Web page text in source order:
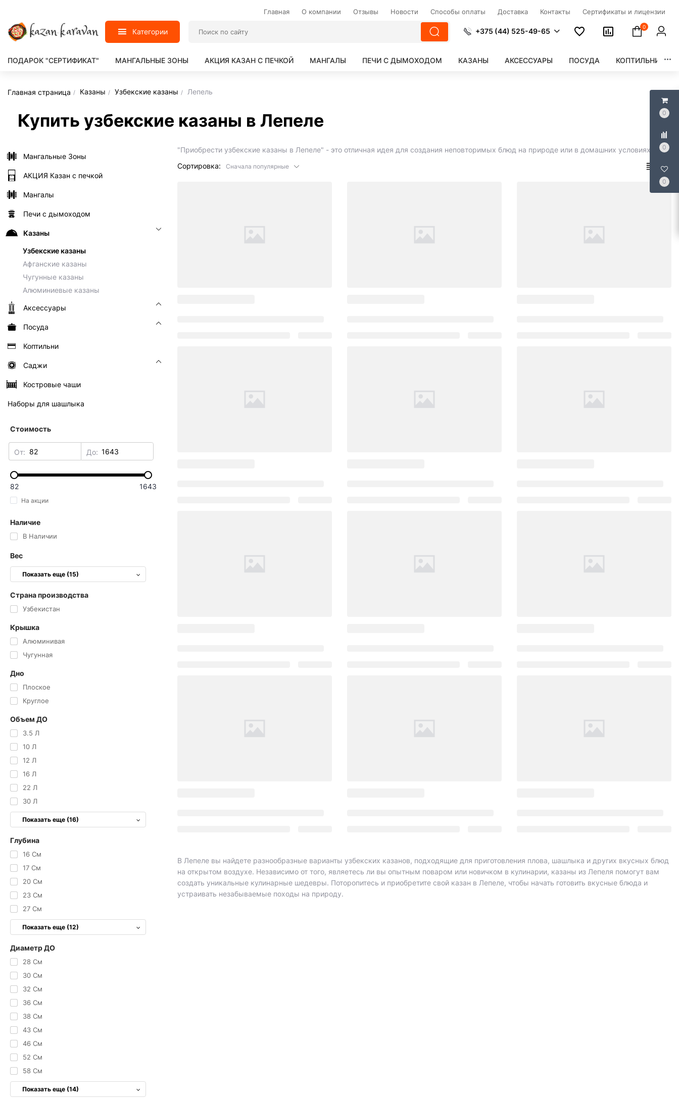
0
0
0
Главная О компании Отзывы Новости Способы оплаты Доставка Контакты Сертификаты и лицензии
Категории +375 (44) 525-49-65
0
ПОДАРОК "СЕРТИФИКАТ" МАНГАЛЬНЫЕ ЗОНЫ АКЦИЯ КАЗАН С ПЕЧКОЙ МАНГАЛЫ ПЕЧИ С ДЫМОХОДОМ КАЗАНЫ АКСЕССУАРЫ ПОСУДА КОПТИЛЬНИ
Главная страница Казаны Узбекские казаны Лепель
Купить узбекские казаны в Лепеле
Мангальные Зоны
АКЦИЯ Казан с печкой
Мангалы
Печи с дымоходом
Казаны
Узбекские казаны
Афганские казаны
Чугунные казаны
Алюминиевые казаны
Аксессуары
Посуда
Коптильни
Саджи
Костровые чаши
Наборы для шашлыка
Стоимость
От: До:
82 1643
На акции
Наличие
В Наличии
Вес
Показать еще (15)
Страна производства
Узбекистан
Крышка
Алюминивая
Чугунная
Дно
Плоское
Круглое
Объем ДО
3.5 Л
10 Л
12 Л
16 Л
22 Л
30 Л
Показать еще (16)
Глубина
16 См
17 См
20 См
23 См
27 См
Показать еще (12)
Диаметр ДО
28 См
30 См
32 См
36 См
38 См
43 См
46 См
52 См
58 См
Показать еще (14)
"Приобрести узбекские казаны в Лепеле" - это отличная идея для создания неповторимых блюд на природе или в домашних условиях.
Сортировка:
Сначала популярные
В Лепеле вы найдете разнообразные варианты узбекских казанов, подходящие для приготовления плова, шашлыка и других вкусных блюд
на открытом воздухе. Независимо от того, являетесь ли вы опытным поваром или новичком в кулинарии, казаны из Лепеля помогут вам
создать уникальные кулинарные шедевры. Поторопитесь и приобретите свой казан в Лепеле, чтобы начать готовить вкусные блюда и
устраивать незабываемые походы на природу.